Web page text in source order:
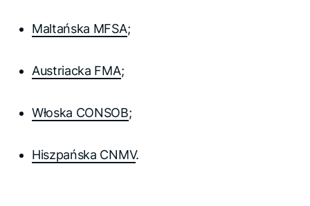
Maltańska MFSA;
Austriacka FMA;
Włoska CONSOB;
Hiszpańska CNMV.